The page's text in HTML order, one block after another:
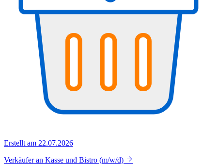
Erstellt am 22.07.2026
Verkäufer an Kasse und Bistro (m/w/d)